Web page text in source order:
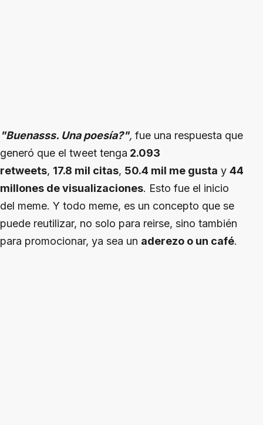
"Buenasss. Una poesía?", fue una respuesta que
generó que el tweet tenga 2.093
retweets, 17.8 mil citas, 50.4 mil me gusta y 44
millones de visualizaciones. Esto fue el inicio
del meme. Y todo meme, es un concepto que se
puede reutilizar, no solo para reirse, sino también
para promocionar, ya sea un aderezo o un café.